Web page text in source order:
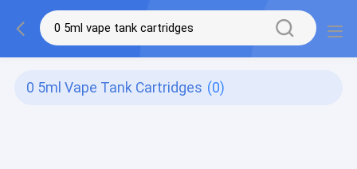
0 5ml Vape Tank Cartridges (0)